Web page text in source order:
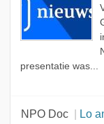
Regisseur
Onderwerp
presentatie was...
NPO Doc Lo and